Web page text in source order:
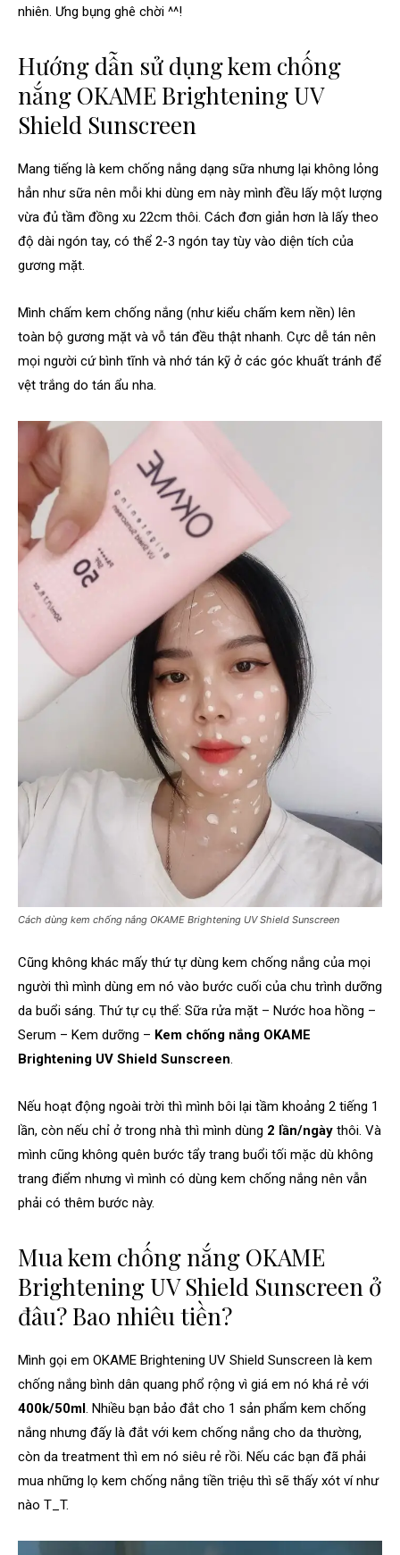
nhiên. Ưng bụng ghê chời ^^!
Hướng dẫn sử dụng kem chống
nắng OKAME Brightening UV
Shield Sunscreen
Mang tiếng là kem chống nắng dạng sữa nhưng lại không lỏng
hẳn như sữa nên mỗi khi dùng em này mình đều lấy một lượng
vừa đủ tầm đồng xu 22cm thôi. Cách đơn giản hơn là lấy theo
độ dài ngón tay, có thể 2-3 ngón tay tùy vào diện tích của
gương mặt.
Mình chấm kem chống nắng (như kiểu chấm kem nền) lên
toàn bộ gương mặt và vỗ tán đều thật nhanh. Cực dễ tán nên
mọi người cứ bình tĩnh và nhớ tán kỹ ở các góc khuất tránh để
vệt trắng do tán ẩu nha.
Cách dùng kem chống nắng OKAME Brightening UV Shield Sunscreen
Cũng không khác mấy thứ tự dùng kem chống nắng của mọi
người thì mình dùng em nó vào bước cuối của chu trình dưỡng
da buổi sáng. Thứ tự cụ thể: Sữa rửa mặt – Nước hoa hồng –
Serum – Kem dưỡng – Kem chống nắng OKAME
Brightening UV Shield Sunscreen.
Nếu hoạt động ngoài trời thì mình bôi lại tầm khoảng 2 tiếng 1
lần, còn nếu chỉ ở trong nhà thì mình dùng 2 lần/ngày thôi. Và
mình cũng không quên bước tẩy trang buổi tối mặc dù không
trang điểm nhưng vì mình có dùng kem chống nắng nên vẫn
phải có thêm bước này.
Mua kem chống nắng OKAME
Brightening UV Shield Sunscreen ở
đâu? Bao nhiêu tiền?
Mình gọi em OKAME Brightening UV Shield Sunscreen là kem
chống nắng bình dân quang phổ rộng vì giá em nó khá rẻ với
400k/50ml. Nhiều bạn bảo đắt cho 1 sản phẩm kem chống
nắng nhưng đấy là đắt với kem chống nắng cho da thường,
còn da treatment thì em nó siêu rẻ rồi. Nếu các bạn đã phải
mua những lọ kem chống nắng tiền triệu thì sẽ thấy xót ví như
nào T_T.